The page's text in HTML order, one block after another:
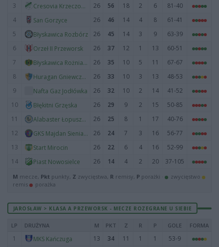
3
Cresovia Krzeczowice 26 56 18 2 6
81-40
4
San Gorzyce 26 46 14 4 8
61-41
5
Błyskawica Rozbórz 26 45 14 3 9
63-39
6
Orzeł II Przeworsk 26 37 12 1 13
60-51
7
Błyskawica Rożniatów 26 35 10 5 11
67-67
8
Huragan Gniewczyna 26 33 10 3 13
48-53
9
Nafta Gaz Jodłówka 26 32 10 2 14
41-52
10
Błękitni Grzęska 26 29 9 2 15
50-85
11
Alabaster Łopuszka Wielka 26 25 8 1 17
40-76
12
GKS Majdan Sieniawski 26 24 7 3 16
56-77
13
Start Mirocin 26 22 6 4 16
52-99
14
Piast Nowosielce 26 14 4 2 20 37-105
M mecze, Pkt punkty, Z zwycięstwa, R remisy, P porażki ·
zwycięstwo
remis
porażka
JAROSŁAW > KLASA A PRZEWORSK - MECZE ROZEGRANE U SIEBIE
LP DRUŻYNA M PKT Z R P GOLE FORMA
1 MKS Kańczuga 13 34 11 1 1
53-9